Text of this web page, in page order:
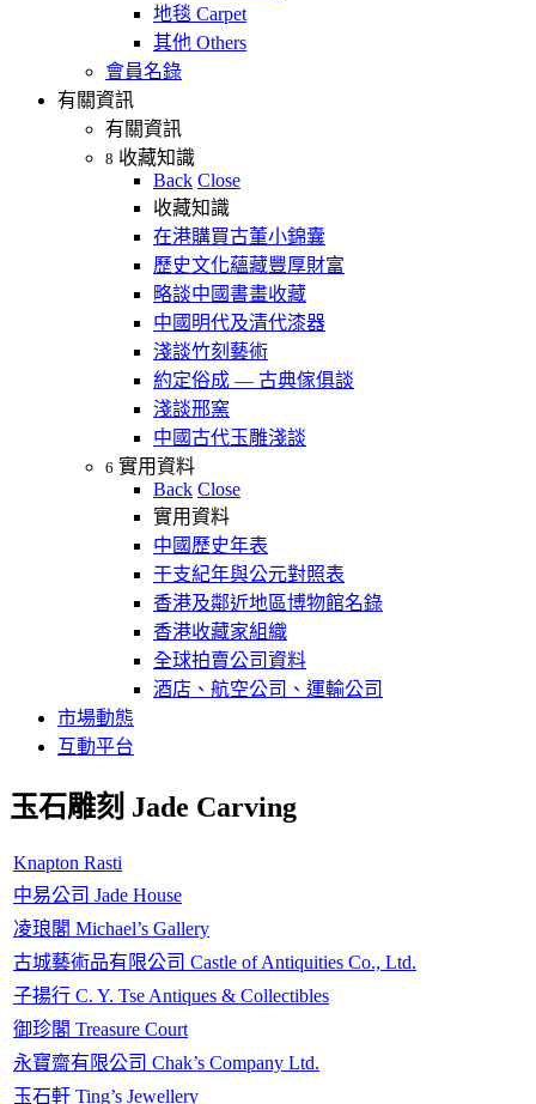
地毯 Carpet
其他 Others
會員名錄
有關資訊
有關資訊
8 收藏知識
Back Close
收藏知識
在港購買古董小錦囊
歷史文化蘊藏豐厚財富
略談中國書畫收藏
中國明代及清代漆器
淺談竹刻藝術
約定俗成 — 古典傢俱談
淺談邢窯
中國古代玉雕淺談
6 實用資料
Back Close
實用資料
中國歷史年表
干支紀年與公元對照表
香港及鄰近地區博物館名錄
香港收藏家組織
全球拍賣公司資料
酒店、航空公司、運輸公司
市場動態
互動平台
玉石雕刻 Jade Carving
Knapton Rasti
中易公司 Jade House
凌琅閣 Michael’s Gallery
古城藝術品有限公司 Castle of Antiquities Co., Ltd.
子揚行 C. Y. Tse Antiques & Collectibles
御珍閣 Treasure Court
永寶齋有限公司 Chak’s Company Ltd.
玉石軒 Ting’s Jewellery